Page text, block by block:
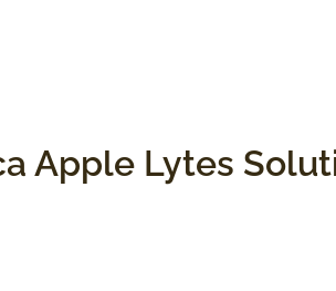
Apple Lytes